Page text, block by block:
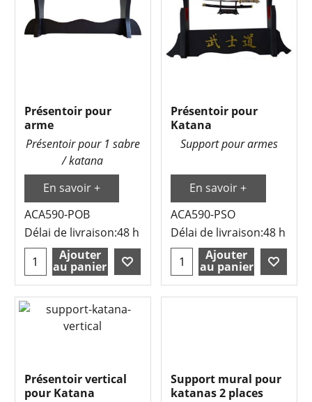
Présentoir pour
arme
Présentoir pour 1 sabre
/ katana
En savoir +
ACA590-POB
Délai de livraison:48 h
Ajouter
au panier
Présentoir pour
Katana
Support pour armes
En savoir +
ACA590-PSO
Délai de livraison:48 h
Ajouter
au panier
Présentoir vertical
pour Katana
Support mural pour
katanas 2 places